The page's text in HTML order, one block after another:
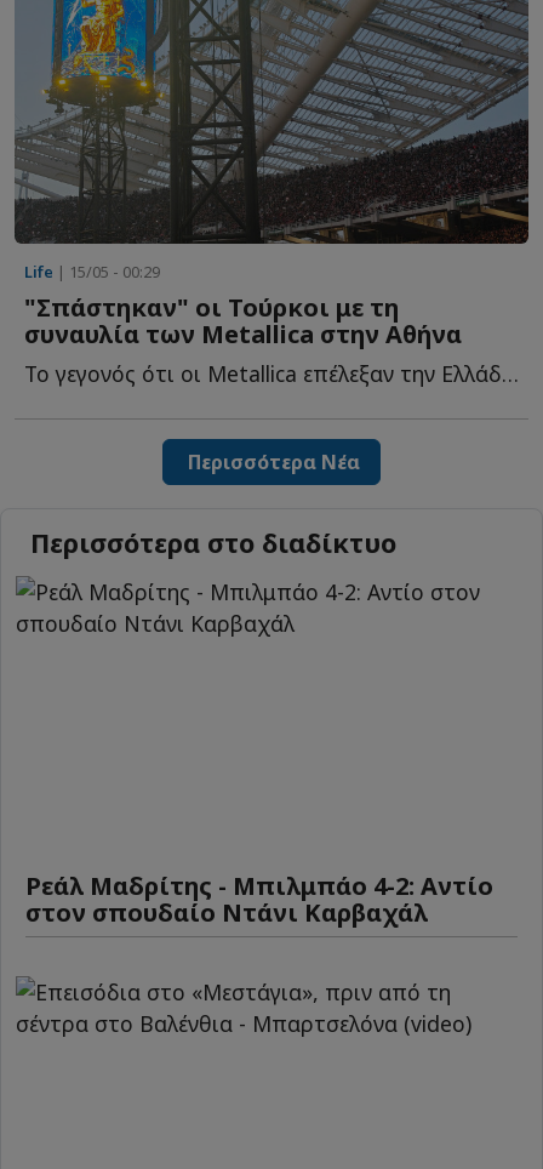
Life | 15/05 - 00:29
"Σπάστηκαν" οι Τούρκοι με τη
συναυλία των Metallica στην Αθήνα
Το γεγονός ότι οι Metallica επέλεξαν την Ελλάδα, αλλά όχι τ...
Περισσότερα Νέα
Περισσότερα στο διαδίκτυο
Ρεάλ Μαδρίτης - Μπιλμπάο 4-2: Αντίο
στον σπουδαίο Ντάνι Καρβαχάλ